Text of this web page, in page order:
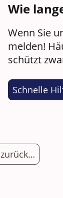
Wie
Wenn Sie
melden!
schützt
Schnelle
zurück…